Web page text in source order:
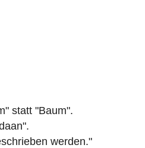
statt "Baum".
werden."